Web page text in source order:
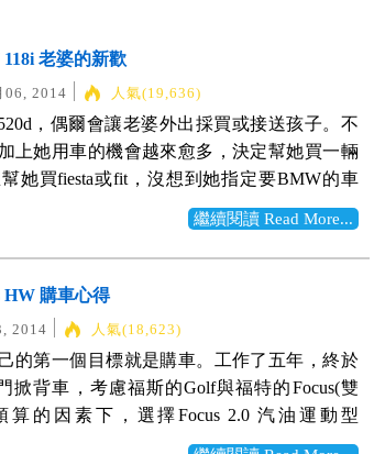
老婆的新歡
06, 2014 人氣(19,636)
，偶爾會讓老婆外出採買或接送孩子。不
上她用車的機會越來愈多，決定幫她買一輛
她買fiesta或fit，沒想到她指定要BMW的車
。 但是，我之前購車的業務離職了，就請他
起來不甚喜歡，且看我是車主，價格開的偏
，當然跟她說掰掰。後來，就同時透過
一同比較。果然有比較有差，價格都開的不
的新歡2014 BMW 118i
繼續閱讀 Read More...
HW 購車心得
2014 人氣(18,623)
的第一個目標就是購車。工作了五年，終於
掀背車，考慮福斯的Golf與福特的Focus(雙
的因素下，選擇Focus 2.0 汽油運動型
購車地點選擇!? 由於工作的關係，長住新